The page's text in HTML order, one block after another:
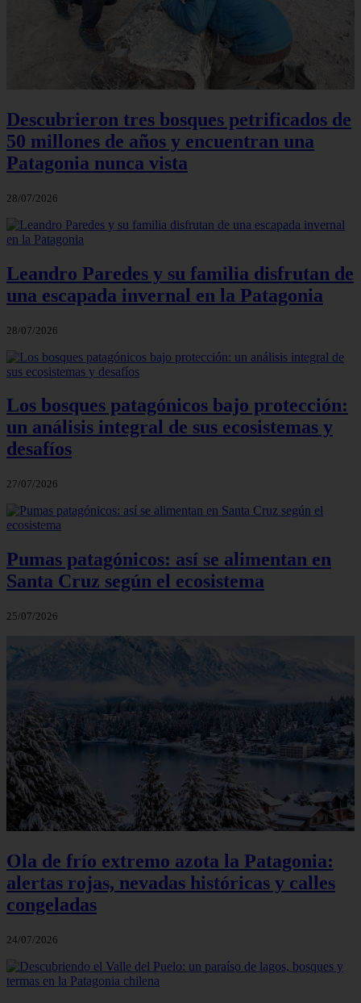
Descubrieron tres bosques petrificados de
50 millones de años y encuentran una
Patagonia nunca vista
28/07/2026
Leandro Paredes y su familia disfrutan de
una escapada invernal en la Patagonia
28/07/2026
Los bosques patagónicos bajo protección:
un análisis integral de sus ecosistemas y
desafíos
27/07/2026
Pumas patagónicos: así se alimentan en
Santa Cruz según el ecosistema
25/07/2026
Ola de frío extremo azota la Patagonia:
alertas rojas, nevadas históricas y calles
congeladas
24/07/2026